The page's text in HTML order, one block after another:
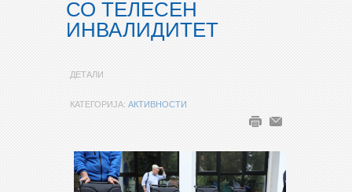
СО ТЕЛЕСЕН
ИНВАЛИДИТЕТ
ДЕТАЛИ
КАТЕГОРИЈА: АКТИВНОСТИ